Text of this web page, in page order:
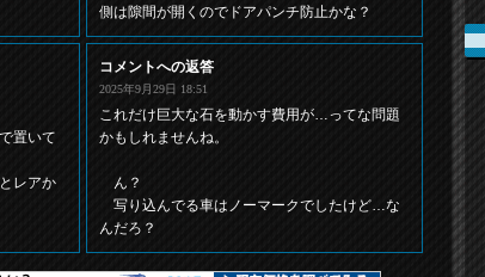
側は隙間が開くのでドアパンチ防止かな？
置いて
レアか
コメントへの返答
2025年9月29日 18:51
これだけ巨大な石を動かす費用が…ってな問題
かもしれませんね。
ん？
写り込んでる車はノーマークでしたけど…な
んだろ？